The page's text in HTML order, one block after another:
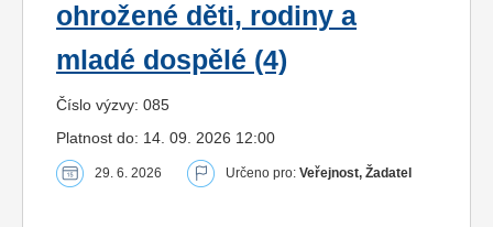
ohrožené děti, rodiny a
mladé dospělé (4)
Číslo výzvy: 085
Platnost do: 14. 09. 2026 12:00
29. 6. 2026 Určeno pro: Veřejnost, Žadatel